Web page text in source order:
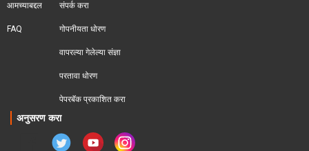
आमच्याबद्दल
FAQ
संपर्क करा
गोपनीयता धोरण
वापरल्या गेलेल्या संज्ञा
परतावा धोरण
पेपरबॅक प्रकाशित करा
अनुसरण करा